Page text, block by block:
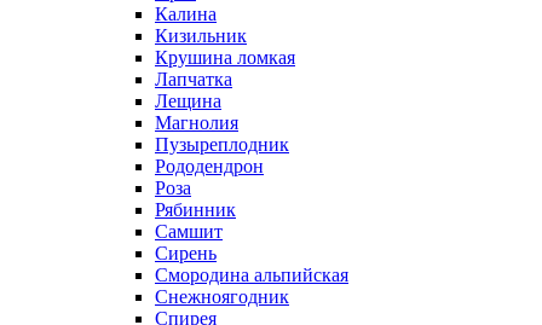
Калина
Кизильник
Крушина ломкая
Лапчатка
Лещина
Магнолия
Пузыреплодник
Рододендрон
Роза
Рябинник
Самшит
Сирень
Смородина альпийская
Снежноягодник
Спирея